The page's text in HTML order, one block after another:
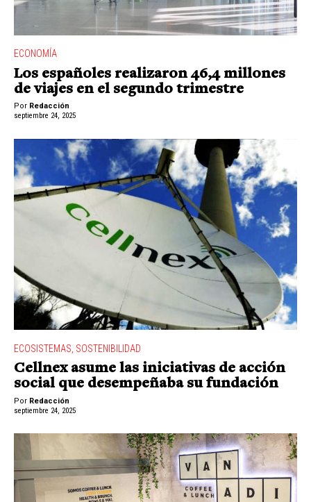
ECONOMÍA
Los españoles realizaron 46,4 millones
de viajes en el segundo trimestre
Por Redacción
septiembre 24, 2025
ECOSISTEMAS SOSTENIBILIDAD
Cellnex asume las iniciativas de acción
social que desempeñaba su fundación
Por Redacción
septiembre 24, 2025